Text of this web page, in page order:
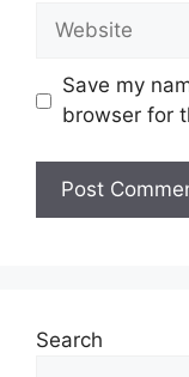
Website
Save my
browser for
Search